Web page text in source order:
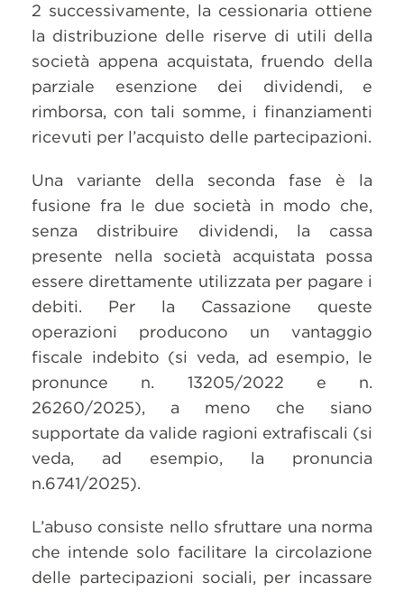
2 successivamente, la cessionaria ottiene
la distribuzione delle riserve di utili della
società appena acquistata, fruendo della
parziale esenzione dei dividendi, e
rimborsa, con tali somme, i finanziamenti
ricevuti per l’acquisto delle partecipazioni.
Una variante della seconda fase è la
fusione fra le due società in modo che,
senza distribuire dividendi, la cassa
presente nella società acquistata possa
essere direttamente utilizzata per pagare i
debiti. Per la Cassazione queste
operazioni producono un vantaggio
fiscale indebito (si veda, ad esempio, le
pronunce n. 13205/2022 e n.
26260/2025), a meno che siano
supportate da valide ragioni extrafiscali (si
veda, ad esempio, la pronuncia
n.6741/2025).
L’abuso consiste nello sfruttare una norma
che intende solo facilitare la circolazione
delle partecipazioni sociali, per incassare